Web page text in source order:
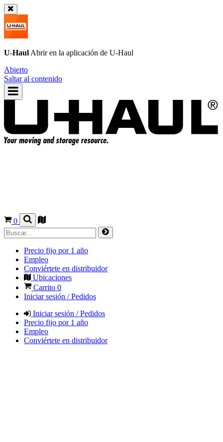
U-Haul Abrir en la aplicación de U-Haul
Abierto
Saltar al contenido
0
Precio fijo por 1 año
Empleo
Conviértete en distribuidor
Ubicaciones
Carrito 0
Iniciar sesión / Pedidos
Iniciar sesión / Pedidos
Precio fijo por 1 año
Empleo
Conviértete en distribuidor